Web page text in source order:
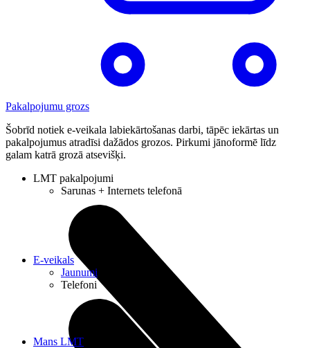
Pakalpojumu grozs
Šobrīd notiek e-veikala labiekārtošanas darbi, tāpēc iekārtas un
pakalpojumus atradīsi dažādos grozos. Pirkumi jānoformē līdz
galam katrā grozā atsevišķi.
LMT pakalpojumi
Sarunas + Internets telefonā
E-veikals
Jaunumi
Telefoni
Mans LMT